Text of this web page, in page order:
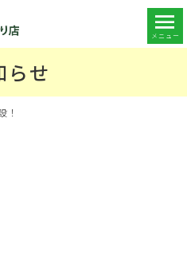
メニュー
らせ
！